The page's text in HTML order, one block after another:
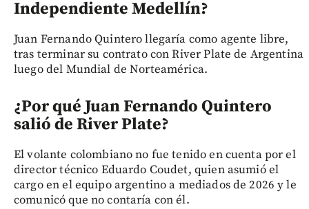
Independiente Medellín?
Juan Fernando Quintero llegaría como agente libre,
tras terminar su contrato con River Plate de Argentina
luego del Mundial de Norteamérica.
¿Por qué Juan Fernando Quintero
salió de River Plate?
El volante colombiano no fue tenido en cuenta por el
director técnico Eduardo Coudet, quien asumió el
cargo en el equipo argentino a mediados de 2026 y le
comunicó que no contaría con él.